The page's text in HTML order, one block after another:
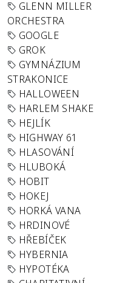
GLENN MILLER
ORCHESTRA
GOOGLE
GROK
GYMNÁZIUM
STRAKONICE
HALLOWEEN
HARLEM SHAKE
HEJLÍK
HIGHWAY 61
HLASOVÁNÍ
HLUBOKÁ
HOBIT
HOKEJ
HORKÁ VANA
HRDINOVÉ
HŘEBÍČEK
HYBERNIA
HYPOTÉKA